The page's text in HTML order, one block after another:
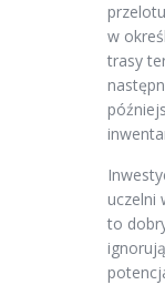
w
trasy
uczelni
to